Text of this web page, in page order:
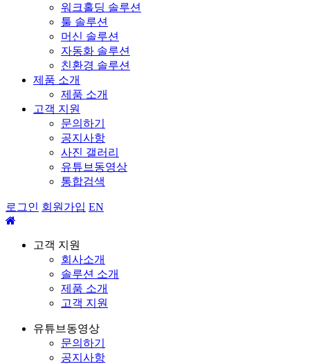
워크홀딩 솔루션
툴 솔루션
머신 솔루션
자동화 솔루션
친환경 솔루션
제품 소개
제품 소개
고객 지원
문의하기
공지사항
사진 갤러리
유튜브동영상
통합검색
로그인 회원가입 EN
고객 지원
회사소개
솔루션 소개
제품 소개
고객 지원
유튜브동영상
문의하기
공지사항